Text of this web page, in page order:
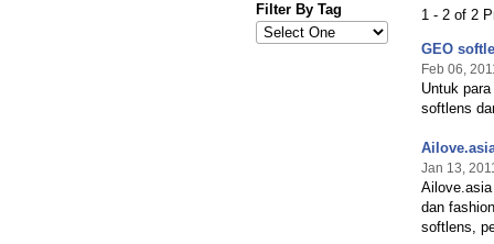
Filter By Tag
1 - 2 of 2
GEO
Feb 06,
Untuk
softlens
Jan 13,
dan
softlens,